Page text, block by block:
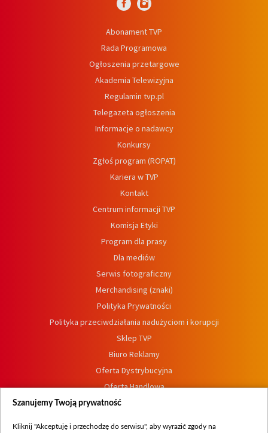
Abonament TVP
Rada Programowa
Ogłoszenia przetargowe
Akademia Telewizyjna
Regulamin tvp.pl
Telegazeta ogłoszenia
Informacje o nadawcy
Konkursy
Zgłoś program (ROPAT)
Kariera w TVP
Kontakt
Centrum informacji TVP
Komisja Etyki
Program dla prasy
Dla mediów
Serwis fotograficzny
Merchandising (znaki)
Polityka Prywatności
Polityka przeciwdziałania nadużyciom i korupcji
Sklep TVP
Biuro Reklamy
Oferta Dystrybucyjna
Oferta Handlowa
Dostępność
Szanujemy Twoją prywatność
Kliknij "Akceptuję i przechodzę do serwisu", aby wyrazić zgody na